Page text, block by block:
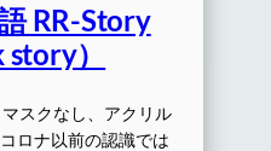
RR-Story
）
スクなし、アクリル
ロナ以前の認識では